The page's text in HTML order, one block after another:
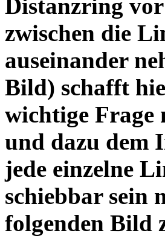
Distanzring
zwischen die
auseinander
Bild) schafft
wichtige Frage
und dazu dem
jede einzelne
schiebbar sein
folgenden Bild